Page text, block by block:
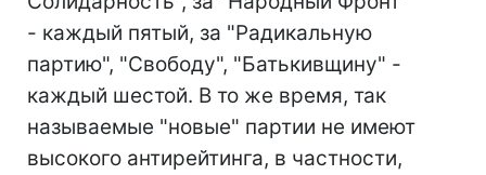
- каждый пятый, за "Радикальную
партию", "Свободу", "Батькивщину" -
каждый шестой. В то же время, так
называемые "новые" партии не имеют
высокого антирейтинга, в частности,